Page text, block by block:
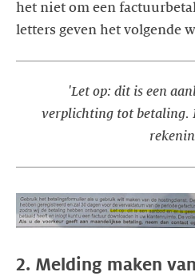
het niet om een
letters geven het volgende
'Let op: dit is een
verplichting tot betaling.
2. Melding maken